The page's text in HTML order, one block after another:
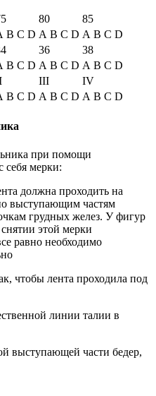
80
85
B C D A B C D A B C D
36
38
B C D A B C D A B C D
III
IV
B C D A B C D A B C D
при помощи
себя мерки:
должна проходить на
выступающим частям
грудных желез. У фигур
этой мерки
равно необходимо
чтобы лента проходила под
линии талии в
выступающей части бедер,